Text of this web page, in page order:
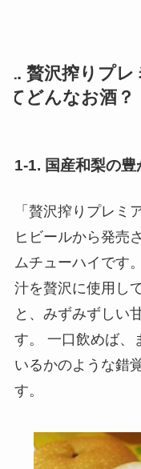
1. 贅沢搾りプ
てどんなお酒？
1-1. 国産和梨の豊
「贅沢搾りプレミ
ヒビールから発売
ムチューハイです
汁を贅沢に使用し
と、みずみずしい
す。 一口飲めば、
いるかのような錯
す。